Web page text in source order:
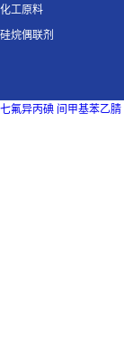
化工原料
硅烷偶联剂
七氟异丙碘 间甲基苯乙腈